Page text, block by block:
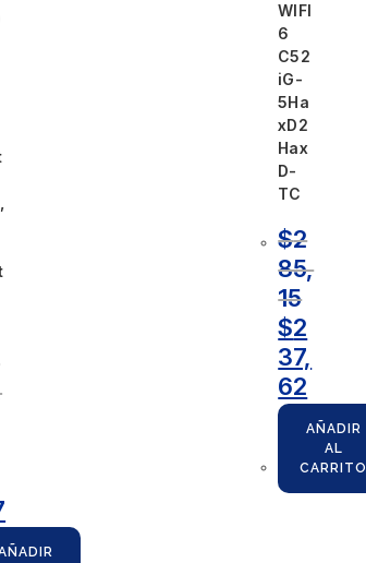
WIFI
6
C52
iG-
5Ha
xD2
Hax
D-
TC
$2
85,
15
$2
37,
62
AÑADIR
AL
CARRITO